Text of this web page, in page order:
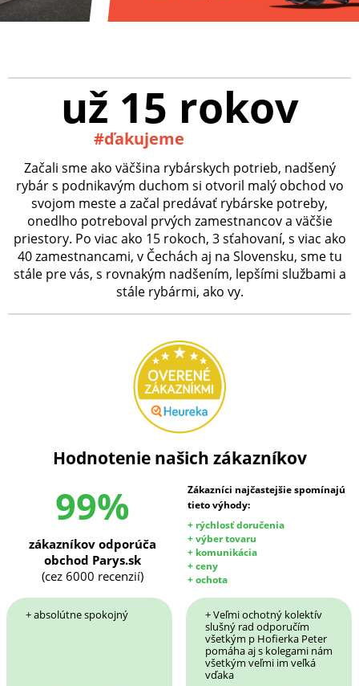
už 15 rokov
#ďakujeme
Začali sme ako väčšina rybárskych potrieb, nadšený
rybár s podnikavým duchom si otvoril malý obchod vo
svojom meste a začal predávať rybárske potreby,
onedlho potreboval prvých zamestnancov a väčšie
priestory. Po viac ako 15 rokoch, 3 sťahovaní, s viac ako
40 zamestnancami, v Čechách aj na Slovensku, sme tu
stále pre vás, s rovnakým nadšením, lepšími službami a
stále rybármi, ako vy.
Hodnotenie našich zákazníkov
99%
Zákazníci najčastejšie spomínajú
tieto výhody:
+ rýchlosť doručenia
+ výber tovaru
+ komunikácia
+ ceny
+ ochota
zákazníkov odporúča
obchod Parys.sk
(cez 6000 recenzií)
+ absolútne spokojný
+ Veľmi ochotný kolektív
slušný rad odporučím
všetkým p Hofierka Peter
pomáha aj s kolegami nám
všetkým veľmi im veľká
vďaka